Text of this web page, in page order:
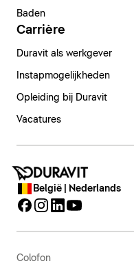
Baden
Carrière
Duravit als werkgever
Instapmogelijkheden
Opleiding bij Duravit
Vacatures
België | Nederlands
Colofon